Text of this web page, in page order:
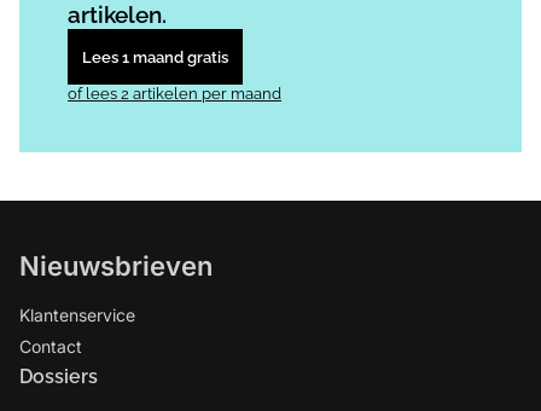
artikelen.
Lees 1 maand gratis
of lees 2 artikelen per maand
Nieuwsbrieven
Klantenservice
Contact
Dossiers